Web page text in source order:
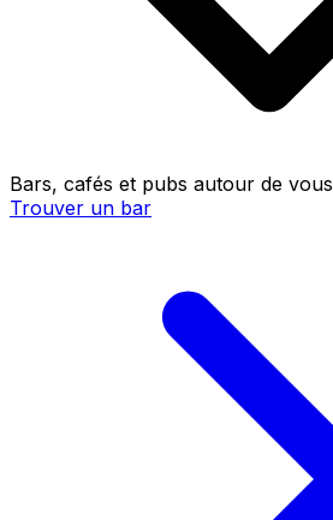
Bars, cafés et pubs autour de vous
Trouver un bar